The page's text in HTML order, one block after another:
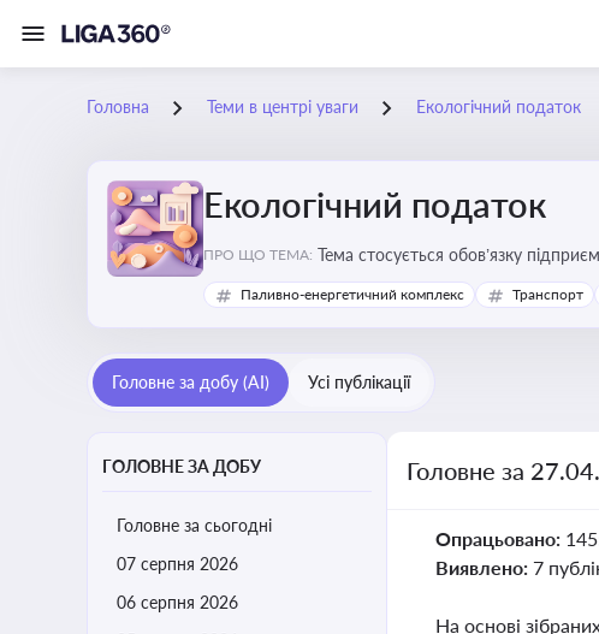
Головна Теми в центрі уваги Екологічний податок
Екологічний податок
ПРО ЩО ТЕМА: Тема стосується обов’язку
бізнесу, формування фінансової
Паливно-енергетичний комплекс Транспорт
Головне за добу (AI) Усі публікації
ГОЛОВНЕ ЗА ДОБУ
Головне за сьогодні
07 серпня 2026
06 серпня 2026
Головне за
Опрацьовано:
Виявлено: 7
На основі